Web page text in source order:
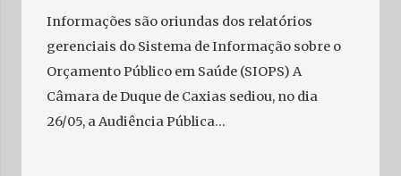
Informações são oriundas dos relatórios
gerenciais do Sistema de Informação sobre o
Orçamento Público em Saúde (SIOPS) A
Câmara de Duque de Caxias sediou, no dia
26/05, a Audiência Pública…